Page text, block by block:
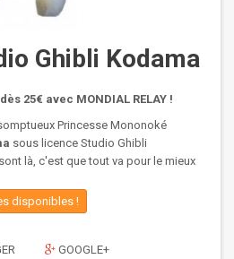
Ghibli Kodama
25€ avec MONDIAL RELAY !
Princesse Mononoké
sous licence Studio Ghibli
là, c'est que tout va pour le mieux
disponibles !
GOOGLE+